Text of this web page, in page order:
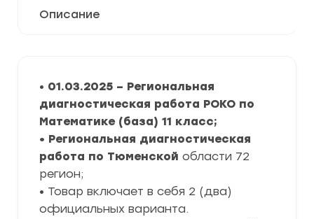
Описание
• 01.03.2025 – Региональная
диагностическая работа РОКО по
Математике (база) 11 класс;
• Региональная диагностическая
работа по Тюменской области 72
регион;
• Товар включает в себя 2 (два)
официальных варианта.